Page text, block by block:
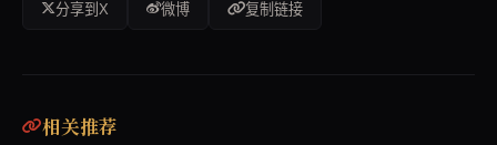
分享到X 微博 复制链接
相关推荐